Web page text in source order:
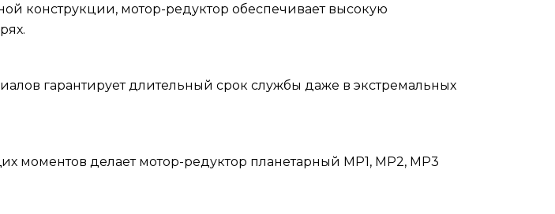
конструкции, мотор-редуктор обеспечивает высокую
гарантирует длительный срок службы даже в экстремальных
моментов делает мотор-редуктор планетарный МР1, МР2, МР3